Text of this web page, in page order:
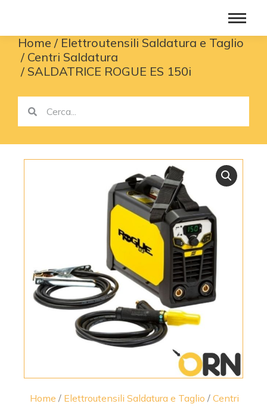
You are here:
Home
Elettroutensili Saldatura e Taglio
Centri Saldatura
SALDATRICE ROGUE ES 150i
Home / Elettroutensili Saldatura e Taglio / Centri